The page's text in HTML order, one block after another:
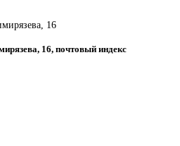
16
16, почтовый индекс